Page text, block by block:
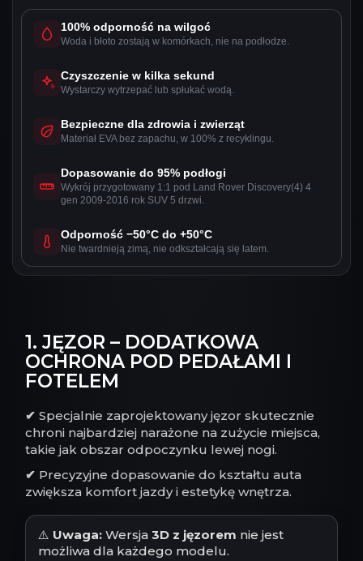
100% odporność na wilgoć
Woda i błoto zostają w komórkach, nie na podłodze.
Czyszczenie w kilka sekund
Wystarczy wytrzepać lub spłukać wodą.
Bezpieczne dla zdrowia i zwierząt
Materiał EVA bez zapachu, w 100% z recyklingu.
Dopasowanie do 95% podłogi
Wykrój przygotowany 1:1 pod Land Rover Discovery(4) 4
gen 2009-2016 rok SUV 5 drzwi.
Odporność −50°C do +50°C
Nie twardnieją zimą, nie odkształcają się latem.
1. JĘZOR – DODATKOWA
OCHRONA POD PEDAŁAMI I
FOTELEM
✔ Specjalnie zaprojektowany jęzor skutecznie
chroni najbardziej narażone na zużycie miejsca,
takie jak obszar odpoczynku lewej nogi.
✔ Precyzyjne dopasowanie do kształtu auta
zwiększa komfort jazdy i estetykę wnętrza.
⚠️ Uwaga: Wersja 3D z jęzorem nie jest
możliwa dla każdego modelu.